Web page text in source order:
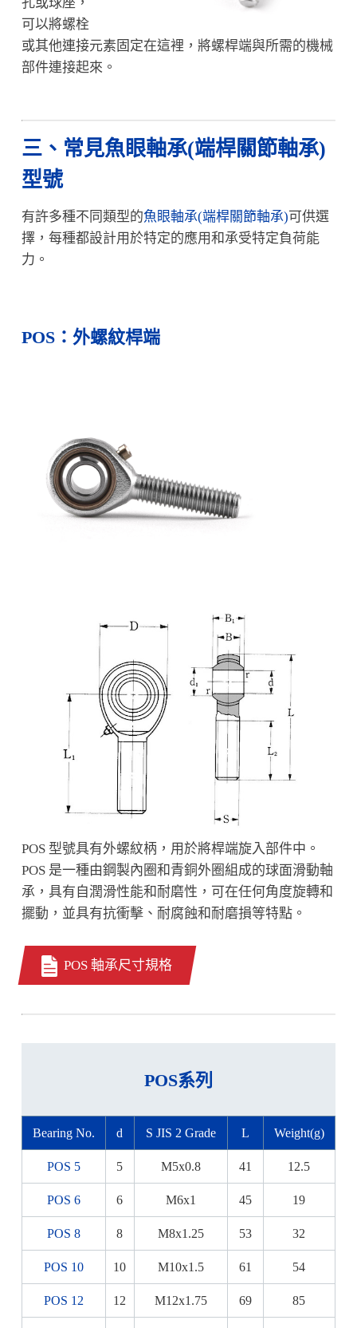
可以將螺栓
或其他連接元素固定在這裡，將螺桿端與所需的機械
部件連接起來。
三、常見魚眼軸承(端桿關節軸承)
型號
有許多種不同類型的魚眼軸承(端桿關節軸承)可供選
擇，每種都設計用於特定的應用和承受特定負荷能
力。
POS：外螺紋桿端
POS 型號具有外螺紋柄，用於將桿端旋入部件中。
POS 是一種由鋼製內圈和青銅外圈組成的球面滑動軸
承，具有自潤滑性能和耐磨性，可在任何角度旋轉和
擺動，並具有抗衝擊、耐腐蝕和耐磨損等特點。
POS 軸承尺寸規格
POS系列
Bearing No. d S JIS 2 Grade L Weight(g)
POS 5 5 M5x0.8 41 12.5
POS 6 6 M6x1 45 19
POS 8 8 M8x1.25 53 32
POS 10 10 M10x1.5 61 54
POS 12 12 M12x1.75 69 85